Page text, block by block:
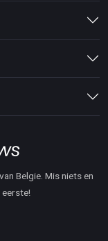
Belgie. Mis niets en